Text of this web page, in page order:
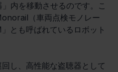
内を移動させるのです。こ
（車両点検モノレー
とも呼ばれているロボット
し、高性能な盗聴器として